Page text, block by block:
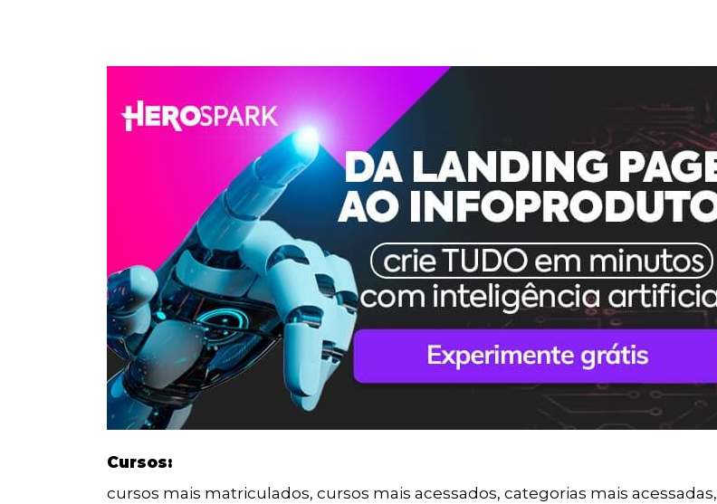
Cursos:
cursos mais matriculados, cursos mais acessados, categorias mais acessadas,